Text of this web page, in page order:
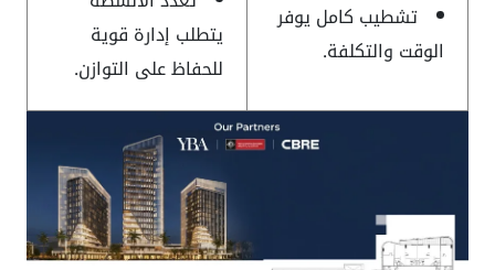
تشطيب كامل يوفر
الوقت والتكلفة.
يتطلب إدارة قوية
للحفاظ على التوازن.